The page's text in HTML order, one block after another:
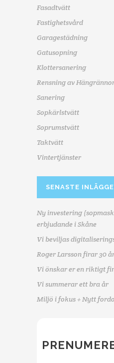
Fasadtvätt
Fastighetsvård
Garagestädning
Gatusopning
Klottersanering
Rensning av
Sanering
Sopkärlstvätt
Soprumstvätt
Taktvätt
Vintertjänster
SENASTE
Ny investering
erbjudande i Skåne
Vi beviljas
Roger Larsson firar 30
Vi önskar er en riktigt
Vi summerar ett bra år
Miljö i fokus + Nytt